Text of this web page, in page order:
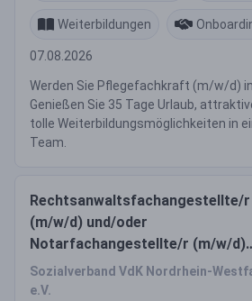
Weiterbildungen
07.08.2026
Werden Sie Pflegefachkraft (m/w/d)
Genießen Sie 35 Tage Urlaub,
tolle Weiterbildungsmöglichkeiten in
Team.
Rechtsanwaltsfachangestellte/r
(m/w/d) und/oder
Notarfachangestellte/r (m/w/d)
oder Bürokraft (m/w/d) Vollzeit /
Teilzeit
Sozialverband VdK Nordrhein-
e.V.